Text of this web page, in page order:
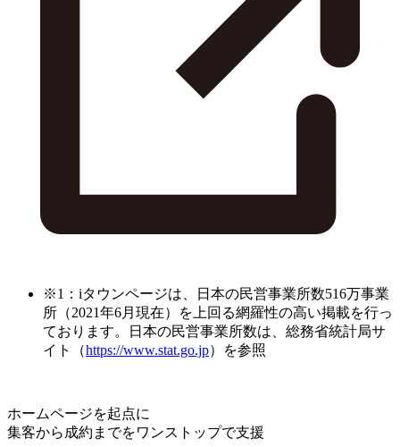
※1：iタウンページは、日本の民営事業所数516万事業
所（2021年6月現在）を上回る網羅性の高い掲載を行っ
ております。日本の民営事業所数は、総務省統計局サ
イト（https://www.stat.go.jp）を参照
ホームページを起点に
集客から成約までをワンストップで支援